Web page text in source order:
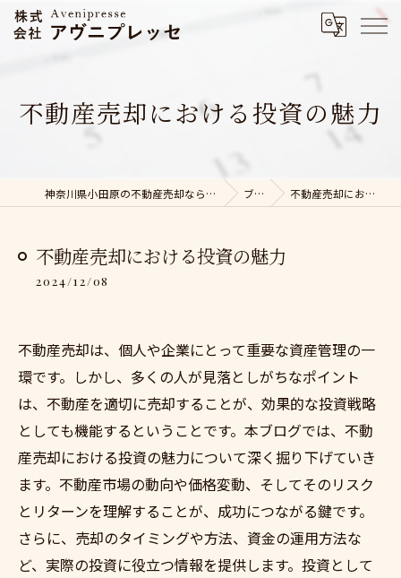
不動産売却における投資の魅力
神奈川県小田原の不動産売却なら株式会社アヴニプレッセ ブログ 不動産売却における投資の魅力
不動産売却における投資の魅力
2024/12/08
不動産売却は、個人や企業にとって重要な資産管理の一
環です。しかし、多くの人が見落としがちなポイント
は、不動産を適切に売却することが、効果的な投資戦略
としても機能するということです。本ブログでは、不動
産売却における投資の魅力について深く掘り下げていき
ます。不動産市場の動向や価格変動、そしてそのリスク
とリターンを理解することが、成功につながる鍵です。
さらに、売却のタイミングや方法、資金の運用方法な
ど、実際の投資に役立つ情報を提供します。投資として